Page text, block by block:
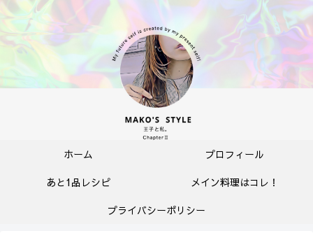
ホーム
プロフィール
あと1品レシピ
メイン料理はコレ！
プライバシーポリシー